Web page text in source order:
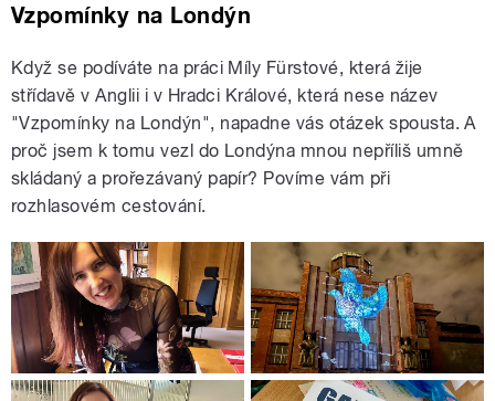
Vzpomínky na Londýn
Když se podíváte na práci Míly Fürstové, která žije
střídavě v Anglii i v Hradci Králové, která nese název
"Vzpomínky na Londýn", napadne vás otázek spousta. A
proč jsem k tomu vezl do Londýna mnou nepříliš umně
skládaný a prořezávaný papír? Povíme vám při
rozhlasovém cestování.